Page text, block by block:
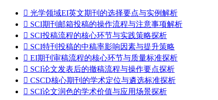
 光学领域EI英文期刊的选择要点与实例解析
 SCI期刊邮箱投稿的操作流程与注意事项解析
 SCI投稿流程的核心环节与实践策略探析
 SCI特刊投稿的中稿率影响因素与提升策略
 EI期刊审稿流程的核心环节与质量标准探析
 SCI论文发表后的撤稿流程与操作要点探析
 CSCD核心期刊的学术定位与遴选标准探析
 SCI论文润色的学术价值与应用场景探析